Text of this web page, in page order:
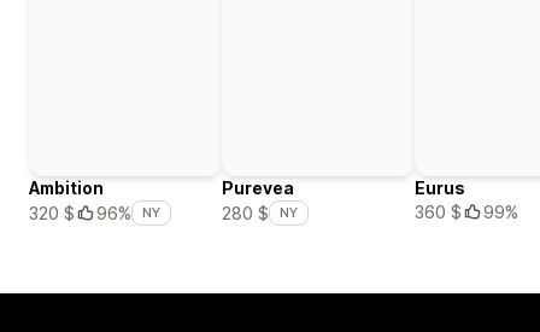
Ambition
320 $
96% NY
Purevea
280 $
NY
Eurus
360 $
99%